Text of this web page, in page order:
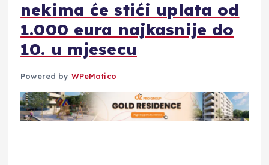
nekima će stići uplata od
1.000 eura najkasnije do
10. u mjesecu
Powered by WPeMatico